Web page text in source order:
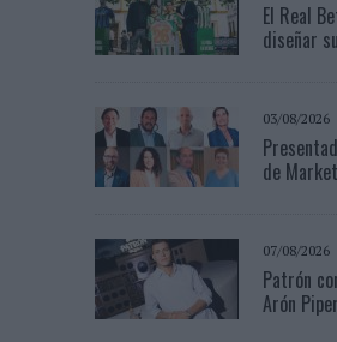
El Real
diseñar
03/08/2026
de
07/08/2026
Patrón
Arón